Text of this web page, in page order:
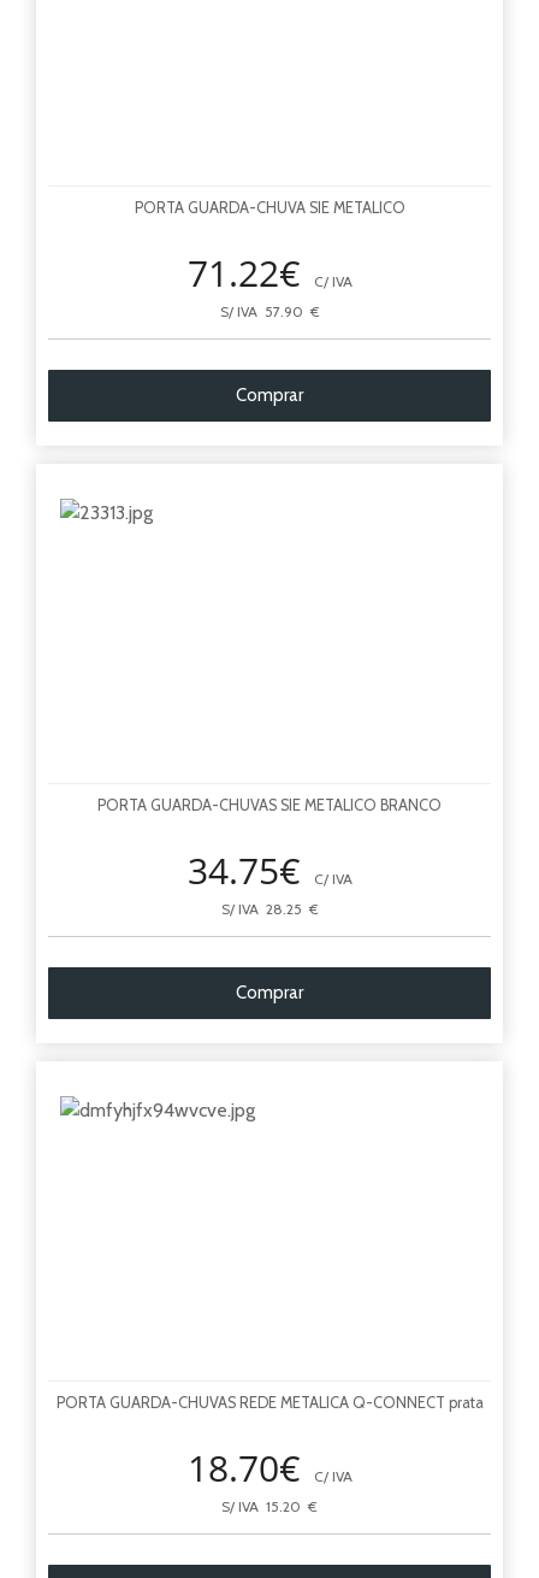
PORTA GUARDA-CHUVA SIE METALICO
71.22€
C/ IVA
S/ IVA 57.90 €
Comprar
PORTA GUARDA-CHUVAS SIE METALICO BRANCO
34.75€
C/ IVA
S/ IVA 28.25 €
Comprar
PORTA GUARDA-CHUVAS REDE METALICA Q-CONNECT prata
18.70€
C/ IVA
S/ IVA 15.20 €